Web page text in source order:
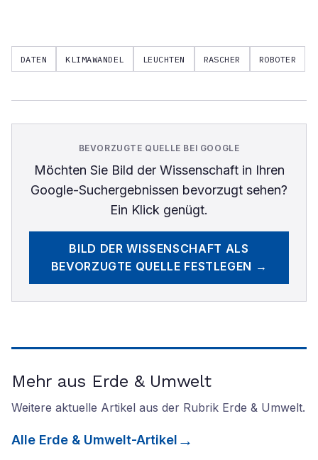
DATEN KLIMAWANDEL LEUCHTEN RASCHER ROBOTER
BEVORZUGTE QUELLE BEI GOOGLE
Möchten Sie Bild der Wissenschaftin Ihren
Google-Suchergebnissen bevorzugt sehen?
Ein Klick genügt.
BILD DER WISSENSCHAFT ALS
BEVORZUGTE QUELLE FESTLEGEN →
Mehr aus Erde & Umwelt
Weitere aktuelle Artikel aus der Rubrik Erde & Umwelt.
Alle Erde & Umwelt-Artikel